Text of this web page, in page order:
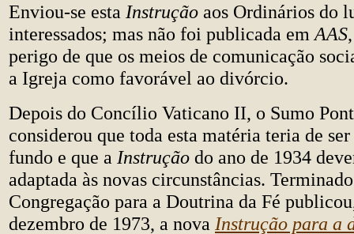
Enviou-se esta Instrução aos Ordinários do
interessados; mas não foi publicada em AAS
perigo de que os meios de comunicação
a Igreja como favorável ao divórcio.
Depois do Concílio Vaticano II, o Sumo
considerou que toda esta matéria teria de
fundo e que a Instrução do ano de 1934
adaptada às novas circunstâncias.
Congregação para a Doutrina da Fé
dezembro de 1973, a nova Instrução para a